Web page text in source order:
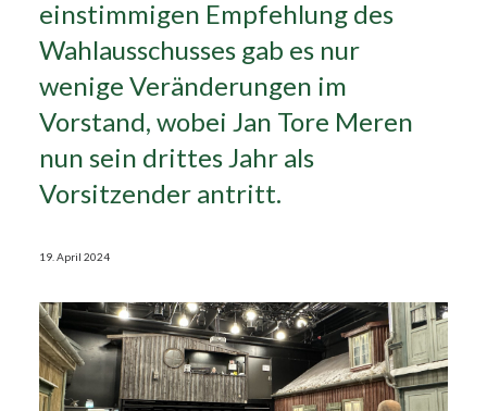
einstimmigen Empfehlung des
Wahlausschusses gab es nur
wenige Veränderungen im
Vorstand, wobei Jan Tore Meren
nun sein drittes Jahr als
Vorsitzender antritt.
19. April 2024